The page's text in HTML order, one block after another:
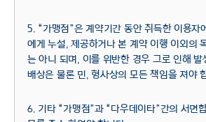
5. “가맹점”은 계약기간 동안 취득한 이용자
에게 누설, 제공하거나 본 계약 이행 이외의
는 아니 되며, 이를 위반한 경우 그로 인해 발
배상은 물론 민, 형사상의 모든 책임을 져야
6. 기타 “가맹점”과 “다우데이타”간의 서면